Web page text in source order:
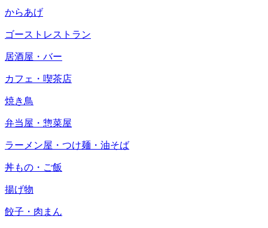
からあげ
ゴーストレストラン
居酒屋・バー
カフェ・喫茶店
焼き鳥
弁当屋・惣菜屋
ラーメン屋・つけ麺・油そば
丼もの・ご飯
揚げ物
餃子・肉まん